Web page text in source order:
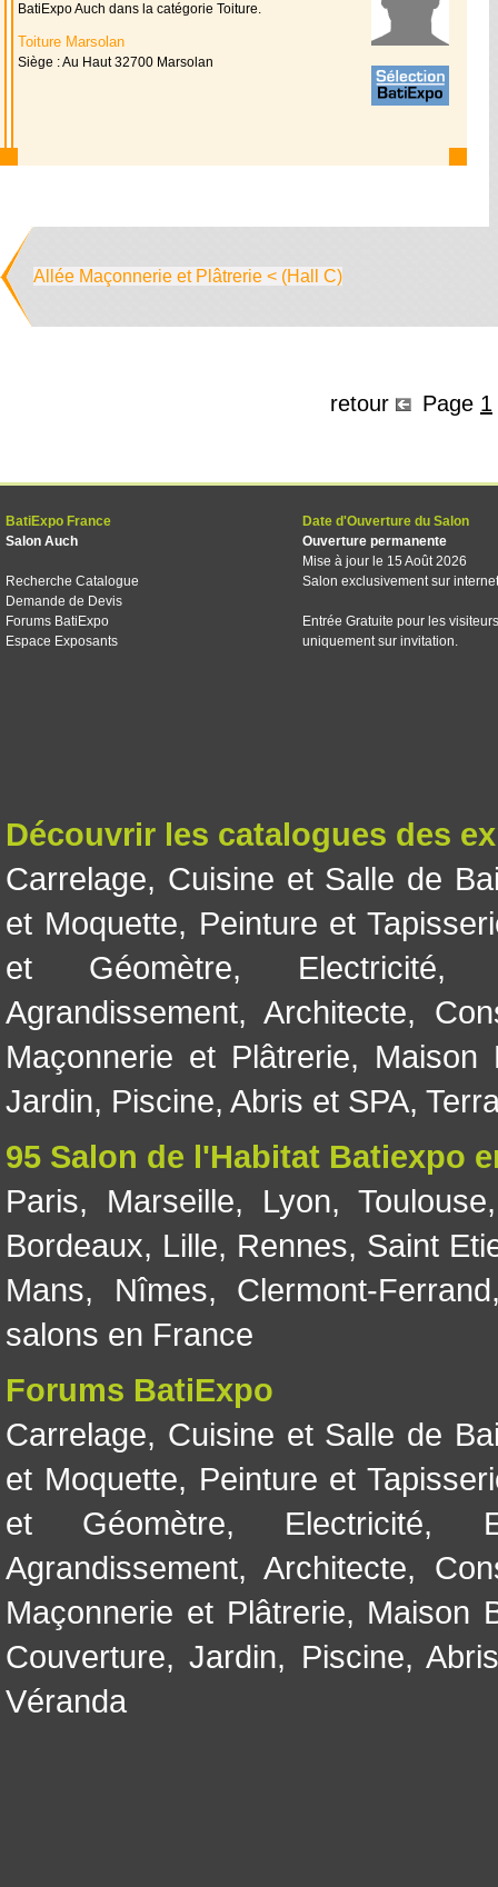
BatiExpo Auch dans la catégorie Toiture.
Toiture Marsolan
Siège : Au Haut 32700 Marsolan
Allée Maçonnerie et Plâtrerie < (Hall C)
retour Page 1
BatiExpo France
Salon Auch
Recherche Catalogue
Demande de Devis
Forums BatiExpo
Espace Exposants
Date d'Ouverture du Salon
Ouverture permanente
Mise à jour le 15 Août 2026
Salon exclusivement sur internet
Entrée Gratuite pour les visiteurs
uniquement sur invitation.
Découvrir les catalogues des
Carrelage, Cuisine et Salle de
et Moquette, Peinture et
et Géomètre, Electricité
Agrandissement, Architecte,
Maçonnerie et Plâtrerie, Maison
Jardin, Piscine, Abris et SPA,
95 Salon de l'Habitat Batiexpo
Paris, Marseille, Lyon, Toulouse
Bordeaux, Lille, Rennes, Saint
Mans, Nîmes, Clermont-Ferrand
salons en France
Forums BatiExpo
Carrelage, Cuisine et Salle de
et Moquette, Peinture et
et Géomètre, Electricité,
Agrandissement, Architecte,
Maçonnerie et Plâtrerie, Maison
Couverture,Jardin, Piscine,
Véranda